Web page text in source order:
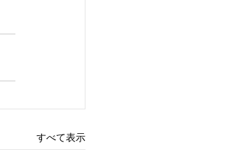
すべて表示